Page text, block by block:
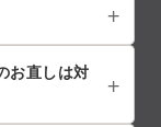
お直しは対